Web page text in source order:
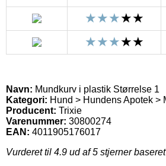
Navn: Mundkurv i plastik Størrelse 1
Kategori: Hund > Hundens Apotek >
Producent: Trixie
Varenummer: 30800274
EAN: 4011905176017
Vurderet til 4.9 ud af 5 stjerner